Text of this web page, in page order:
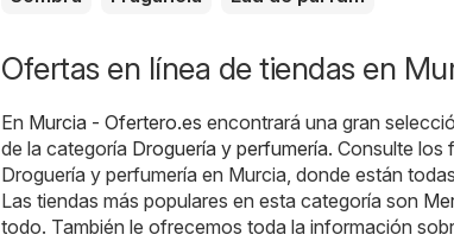
Ofertas en línea de tiendas en
En Murcia - Ofertero.es encontrará una gran
de la categoría Droguería y perfumería. Consulte los
Droguería y perfumería en Murcia, donde están
Las tiendas más populares en esta categoría son
todo. También le ofrecemos toda la información